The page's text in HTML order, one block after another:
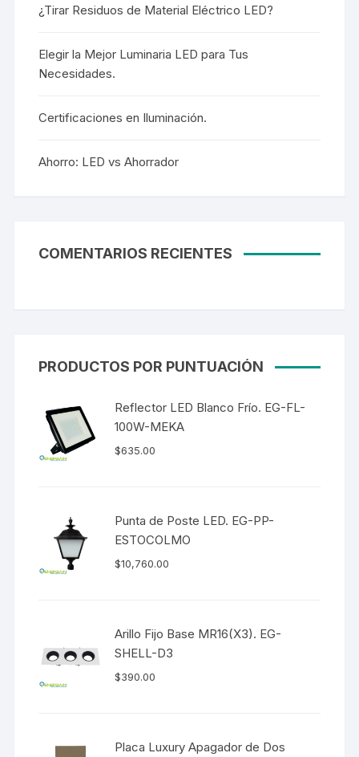
¿Tirar Residuos de Material Eléctrico LED?
Elegir la Mejor Luminaria LED para Tus
Necesidades.
Certificaciones en Iluminación.
Ahorro: LED vs Ahorrador
COMENTARIOS RECIENTES
PRODUCTOS POR PUNTUACIÓN
Reflector LED Blanco Frío. EG-FL-
100W-MEKA
$635.00
Punta de Poste LED. EG-PP-
ESTOCOLMO
$10,760.00
Arillo Fijo Base MR16(X3). EG-
SHELL-D3
$390.00
Placa Luxury Apagador de Dos